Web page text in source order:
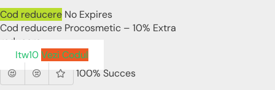
Cod reducere No Expires
Cod reducere Procosmetic – 10% Extra
reducere
Itw10Vezi Codul
100% Succes